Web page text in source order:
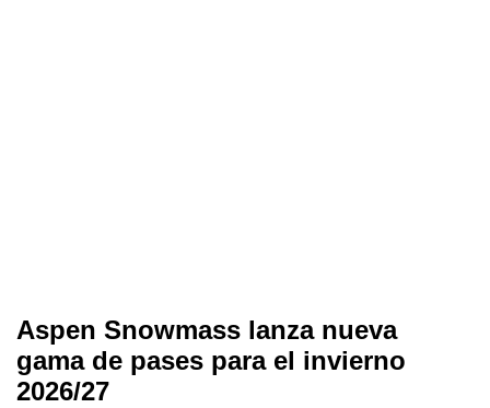
Aspen Snowmass lanza nueva
gama de pases para el invierno
2026/27